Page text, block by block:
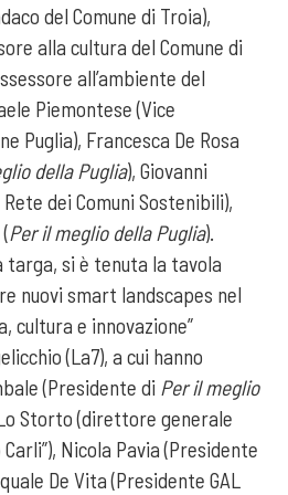
del Comune di Troia),
alla cultura del Comune di
all’ambiente del
Piemontese (Vice
Puglia), Francesca De Rosa
della Puglia), Giovanni
dei Comuni Sostenibili),
Per il meglio della Puglia).
targa, si è tenuta la tavola
nuovi smart landscapes nel
cultura e innovazione”
(La7), a cui hanno
(Presidente di Per il meglio
Storto (direttore generale
Nicola Pavia (Presidente
De Vita (Presidente GAL